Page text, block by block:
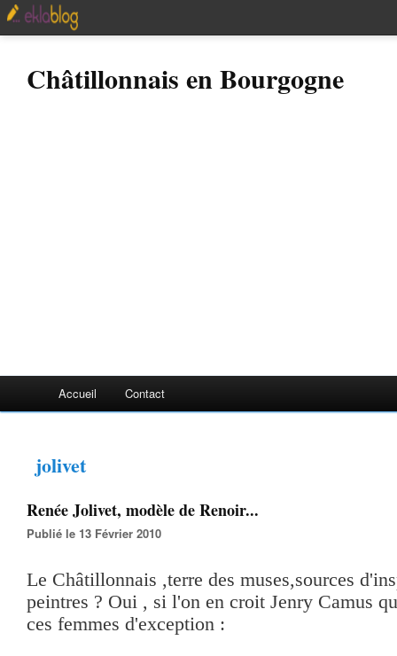
Châtillonnais en Bourgogne
Accueil Contact
jolivet
Renée Jolivet, modèle de Renoir...
Publié le 13 Février 2010
Le Châtillonnais ,terre des muses,sources
peintres ? Oui , si l'on en croit Jenry Camus
ces femmes d'exception :